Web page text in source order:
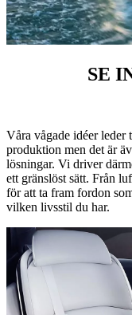
SE
Våra vågade idéer
produktion men det är
lösningar. Vi driver
ett gränslöst sätt. Från
för att ta fram fordon
vilken livsstil du har.